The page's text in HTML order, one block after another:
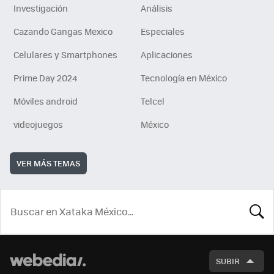
Investigación
Análisis
Cazando Gangas Mexico
Especiales
Celulares y Smartphones
Aplicaciones
Prime Day 2024
Tecnología en México
Móviles android
Telcel
videojuegos
México
VER MÁS TEMAS
SUBIR